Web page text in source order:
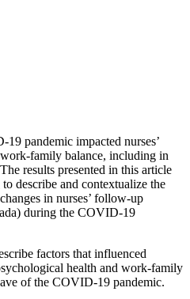
pandemic impacted nurses’
family balance, including in
results presented in this article
describe and contextualize the
in nurses’ follow-up
during the COVID-19
factors that influenced
health and work-family
of the COVID-19 pandemic.